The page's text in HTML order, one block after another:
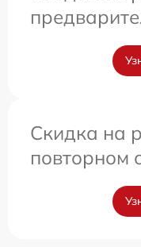
Скидка на
повторном